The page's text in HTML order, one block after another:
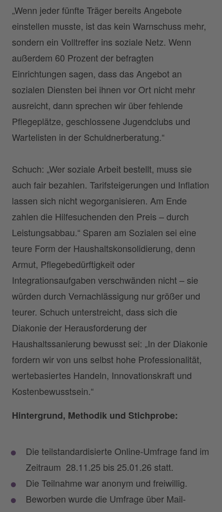
„Wenn jeder fünfte Träger bereits Angebote
einstellen musste, ist das kein Warnschuss mehr,
sondern ein Volltreffer ins soziale Netz. Wenn
außerdem 60 Prozent der befragten
Einrichtungen sagen, dass das Angebot an
sozialen Diensten bei ihnen vor Ort nicht mehr
ausreicht, dann sprechen wir über fehlende
Pflegeplätze, geschlossene Jugendclubs und
Wartelisten in der Schuldnerberatung.“
Schuch: „Wer soziale Arbeit bestellt, muss sie
auch fair bezahlen. Tarifsteigerungen und Inflation
lassen sich nicht wegorganisieren. Am Ende
zahlen die Hilfesuchenden den Preis – durch
Leistungsabbau.“ Sparen am Sozialen sei eine
teure Form der Haushaltskonsolidierung, denn
Armut, Pflegebedürftigkeit oder
Integrationsaufgaben verschwänden nicht – sie
würden durch Vernachlässigung nur größer und
teurer. Schuch unterstreicht, dass sich die
Diakonie der Herausforderung der
Haushaltssanierung bewusst sei: „In der Diakonie
fordern wir von uns selbst hohe Professionalität,
wertebasiertes Handeln, Innovationskraft und
Kostenbewusstsein.“
Hintergrund, Methodik und Stichprobe:
Die teilstandardisierte Online-Umfrage fand im
Zeitraum 28.11.25 bis 25.01.26 statt.
Die Teilnahme war anonym und freiwillig.
Beworben wurde die Umfrage über Mail-